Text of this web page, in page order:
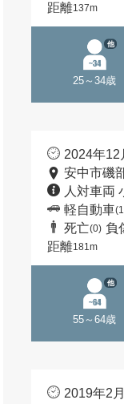
距離137m
25～34歳
他
2024年12
安中市磯
人対車両
軽自動車
死亡(0) 負
距離181m
55～64歳
他
2019年2